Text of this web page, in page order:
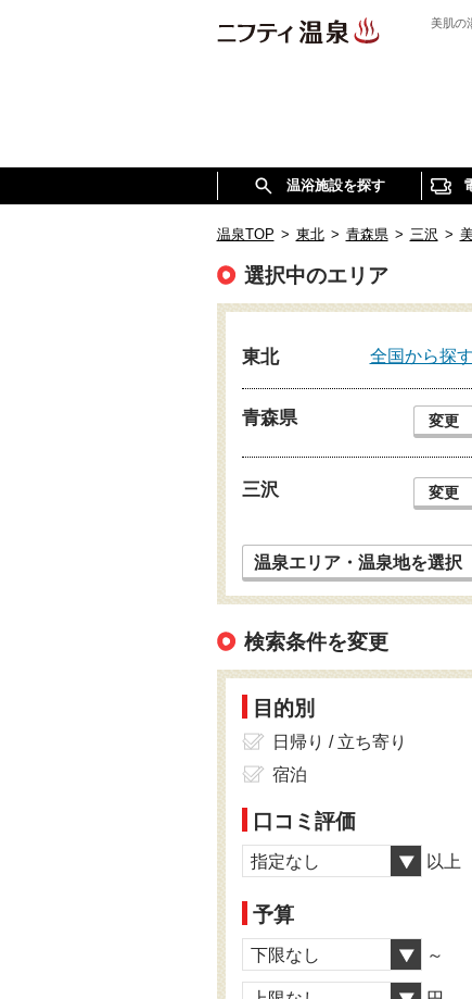
美肌の
温浴施設を探す
温泉TOP > 東北 > 青森県 > 三沢 >
選択中のエリア
東北 全国から探す
青森県 変更
三沢 変更
温泉エリア・温泉地を選択
検索条件を変更
目的別
日帰り / 立ち寄り
宿泊
口コミ評価
指定なし 以上
予算
下限なし ～